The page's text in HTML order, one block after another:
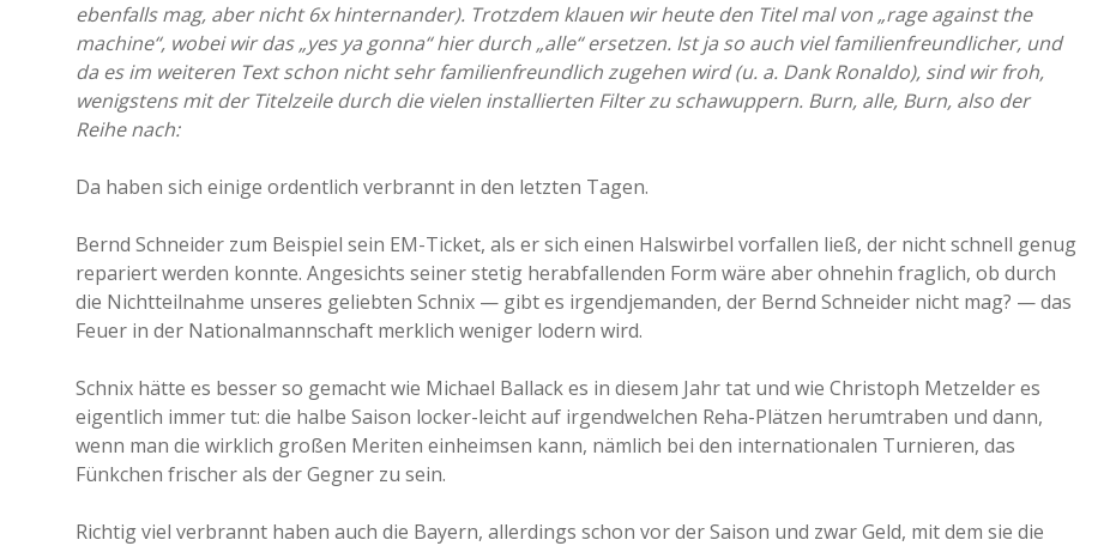
ebenfalls mag, aber nicht 6x hinternander). Trotzdem klauen wir heute den Titel mal von „rage against the
machine“, wobei wir das „yes ya gonna“ hier durch „alle“ ersetzen. Ist ja so auch viel familienfreundlicher, und
da es im weiteren Text schon nicht sehr familienfreundlich zugehen wird (u. a. Dank Ronaldo), sind wir froh,
wenigstens mit der Titelzeile durch die vielen installierten Filter zu schawuppern. Burn, alle, Burn, also der
Reihe nach:
Da haben sich einige ordentlich verbrannt in den letzten Tagen.
Bernd Schneider zum Beispiel sein EM-Ticket, als er sich einen Halswirbel vorfallen ließ, der nicht schnell genug
repariert werden konnte. Angesichts seiner stetig herabfallenden Form wäre aber ohnehin fraglich, ob durch
die Nichtteilnahme unseres geliebten Schnix — gibt es irgendjemanden, der Bernd Schneider nicht mag? — das
Feuer in der Nationalmannschaft merklich weniger lodern wird.
Schnix hätte es besser so gemacht wie Michael Ballack es in diesem Jahr tat und wie Christoph Metzelder es
eigentlich immer tut: die halbe Saison locker-leicht auf irgendwelchen Reha-Plätzen herumtraben und dann,
wenn man die wirklich großen Meriten einheimsen kann, nämlich bei den internationalen Turnieren, das
Fünkchen frischer als der Gegner zu sein.
Richtig viel verbrannt haben auch die Bayern, allerdings schon vor der Saison und zwar Geld, mit dem sie die